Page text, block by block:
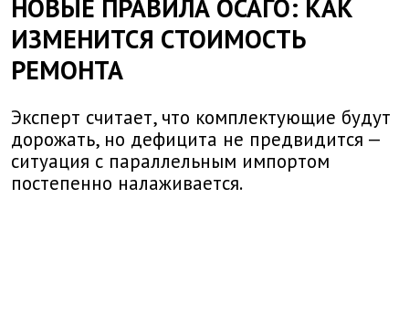
НОВЫЕ ПРАВИЛА ОСАГО: КАК
ИЗМЕНИТСЯ СТОИМОСТЬ
РЕМОНТА
Эксперт считает, что комплектующие будут
дорожать, но дефицита не предвидится —
ситуация с параллельным импортом
постепенно налаживается.